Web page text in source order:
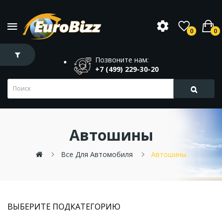
0 0
Позвоните нам:
+7 (499) 229-30-20
Автошины
Все Для Автомобиля Автошины
ВЫБЕРИТЕ ПОДКАТЕГОРИЮ